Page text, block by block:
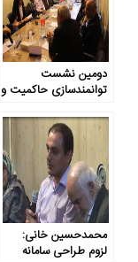
دومین نشست
توانمندسازی حاکمیت و
محمدحسین خانی:
لزوم طراحی سامانه